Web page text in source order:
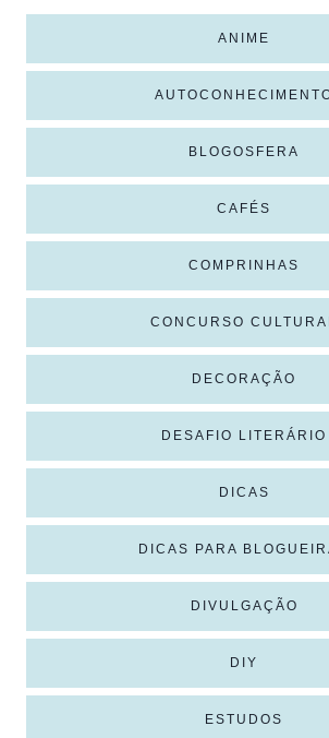
ANIME
BLOGOSFERA
CAFÉS
COMPRINHAS
CONCURSO
DECORAÇÃO
DESAFIO LITERÁRIO
DICAS
DICAS PARA
DIVULGAÇÃO
DIY
ESTUDOS